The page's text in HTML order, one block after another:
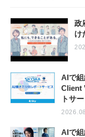
政
け
AIで
Client
トサ
AIで